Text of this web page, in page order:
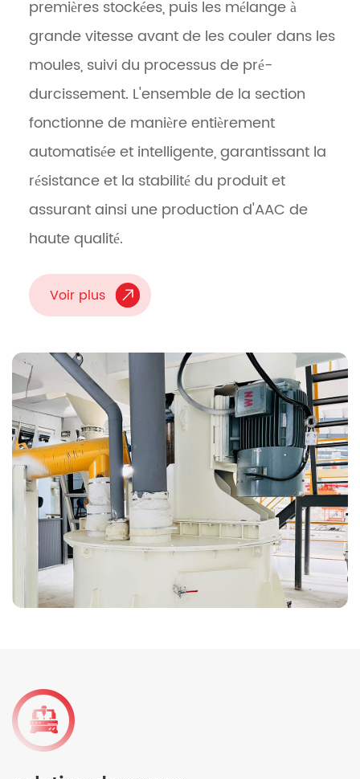
premières stockées, puis les mélange à
grande vitesse avant de les couler dans les
moules, suivi du processus de pré-
durcissement. L'ensemble de la section
fonctionne de manière entièrement
automatisée et intelligente, garantissant la
résistance et la stabilité du produit et
assurant ainsi une production d'AAC de
haute qualité.
Voir plus